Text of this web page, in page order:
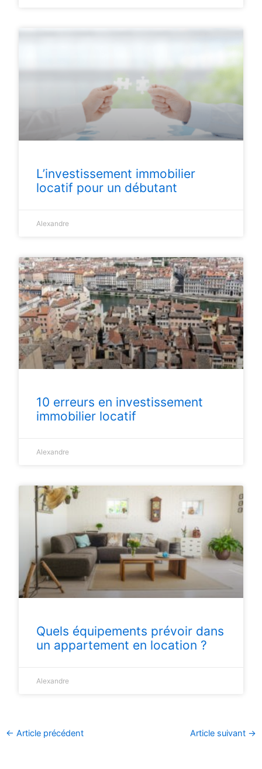
L’investissement immobilier
locatif pour un débutant
Alexandre
10 erreurs en investissement
immobilier locatif
Alexandre
Quels équipements prévoir dans
un appartement en location ?
Alexandre
← Article précédent Article suivant →